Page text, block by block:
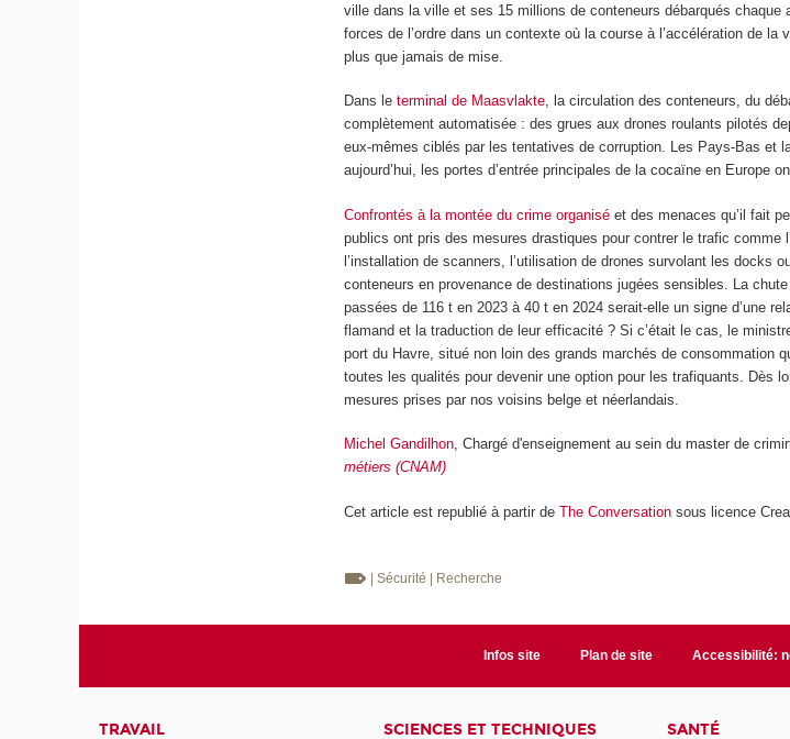
ville dans la ville et ses 15 millions de conteneurs débarqués chaque
forces de l’ordre dans un contexte où la course à l’accélération de
plus que jamais de mise.
Dans leterminal de Maasvlakte, la circulation des conteneurs, du
complètement automatisée : des grues aux drones roulants pilotés
eux-mêmes ciblés par les tentatives de corruption. Les Pays-Bas et
aujourd’hui, les portes d’entrée principales de la cocaïne en Europe
Confrontés à la montée du crime organisé et des menaces qu’il fait
publics ont pris des mesures drastiques pour contrer le trafic comme
l’installation de scanners, l’utilisation de drones survolant les docks
conteneurs en provenance de destinations jugées sensibles. La
passées de 116 t en 2023 à 40 t en 2024 serait-elle un signe d’une
flamand et la traduction de leur efficacité ? Si c’était le cas, le
port du Havre, situé non loin des grands marchés de consommation
toutes les qualités pour devenir une option pour les trafiquants. Dès
mesures prises par nos voisins belge et néerlandais.
Michel Gandilhon, Chargé d'enseignement au sein du master de
métiers (CNAM)
Cet article est republié à partir deThe Conversation sous licence
| Sécurité | Recherche
Infos site Plan de site Accessibilité:
TRAVAIL SCIENCES ET TECHNIQUES SANTÉ